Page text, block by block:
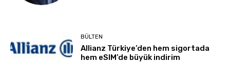
BÜLTEN
Allianz Türkiye’den hem sigortada
hem eSIM’de büyük indirim